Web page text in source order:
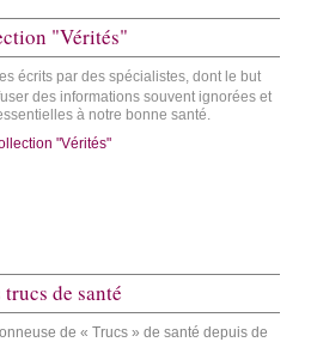
"Vérités"
écrits par des spécialistes, dont le but
des informations souvent ignorées et
à notre bonne santé.
"Vérités"
de santé
de « Trucs » de santé depuis de